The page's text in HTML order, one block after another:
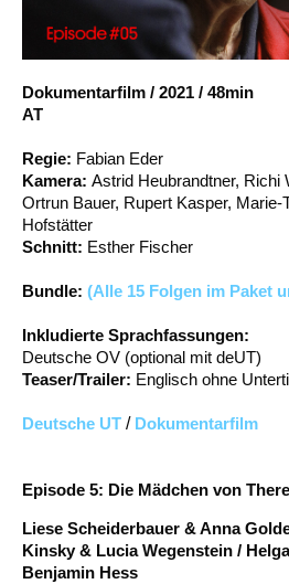
Suche
Dokumentarfilm / 2021 / 48min
AT
Regie: Fabian Eder
Kamera: Astrid Heubrandtner, Richi
Ortrun Bauer, Rupert Kasper,
Hofstätter
Schnitt: Esther Fischer
Bundle: (Alle 15 Folgen im Paket
Inkludierte Sprachfassungen:
Deutsche OV (optional mit deUT)
Teaser/Trailer: Englisch ohne
Deutsche UT / Dokumentarfilm
Episode 5: Die Mädchen von
Liese Scheiderbauer & Anna
Kinsky & Lucia Wegenstein /
Benjamin Hess